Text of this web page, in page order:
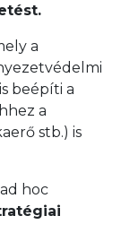
a
beépíti a
a
stb.) is
hoc